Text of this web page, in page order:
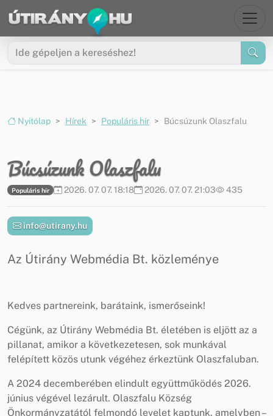
Ugrás a menüre
Ugrás a tartalomra
Nyitólap Hírek Populáris hír Búcsúzunk Olaszfalu
Búcsúzunk Olaszfalu
Populáris hír 2026. 07. 07. 18:18 2026. 07. 07. 21:03 435
info@utirany.hu
Az Útirány Webmédia Bt. közleménye
Kedves partnereink, barátaink, ismerőseink!
Cégünk, az Útirány Webmédia Bt. életében is eljött az a
pillanat, amikor a következetesen, sok munkával
felépített közös utunk végéhez érkeztünk Olaszfaluban.
A 2024 decemberében elindult együttműködés 2026.
június végével lezárult. Olaszfalu Község
Önkormányzatától felmondó levelet kaptunk, amelyben –